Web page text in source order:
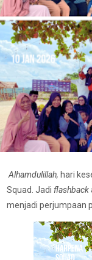
Alhamdulillah, hari
Squad. Jadi flashback
menjadi perjumpaan